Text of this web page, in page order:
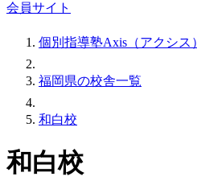
会員サイト
個別指導塾Axis（アクシス
福岡県の校舎一覧
和白校
和白校